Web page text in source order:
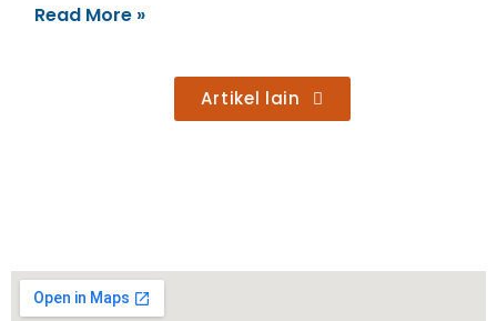
Read More »
Artikel lain